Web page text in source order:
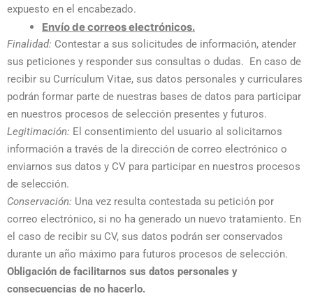
expuesto en el encabezado.
Envío de correos electrónicos.
Finalidad: Contestar a sus solicitudes de información, atender
sus peticiones y responder sus consultas o dudas. En caso de
recibir su Currículum Vitae, sus datos personales y curriculares
podrán formar parte de nuestras bases de datos para participar
en nuestros procesos de selección presentes y futuros.
Legitimación: El consentimiento del usuario al solicitarnos
información a través de la dirección de correo electrónico o
enviarnos sus datos y CV para participar en nuestros procesos
de selección.
Conservación: Una vez resulta contestada su petición por
correo electrónico, si no ha generado un nuevo tratamiento. En
el caso de recibir su CV, sus datos podrán ser conservados
durante un año máximo para futuros procesos de selección.
Obligación de facilitarnos sus datos personales y
consecuencias de no hacerlo.